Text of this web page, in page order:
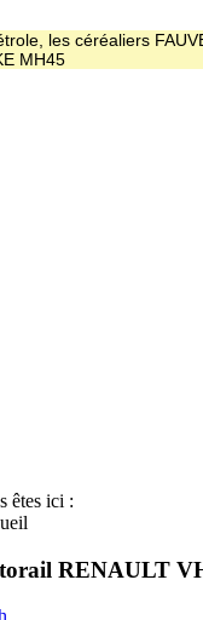
les céréaliers
MH45
êtes ici :
RENAULT